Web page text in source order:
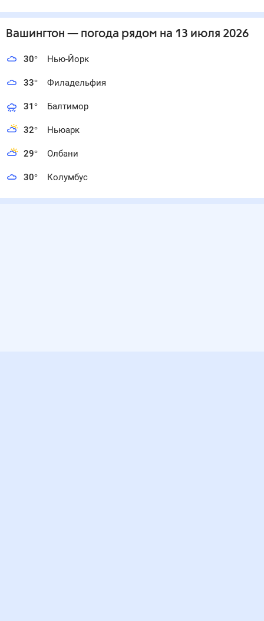
Вашингтон — погода рядом на 13 июля 2026
30° Нью-Йорк
33° Филадельфия
31° Балтимор
32° Ньюарк
29° Олбани
30° Колумбус